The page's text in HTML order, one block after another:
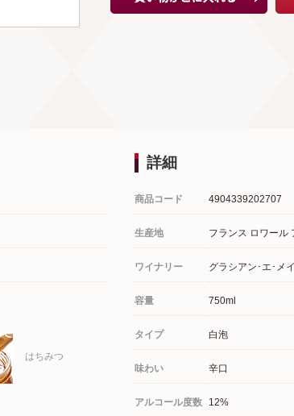
詳細
商品コード 4904339202707
生産地 フランス ロワール
ワイナリー グラシアン･エ･メ
容量 750ml
タイプ 白泡
味わい 辛口
アルコール度数 12%
はちみつ